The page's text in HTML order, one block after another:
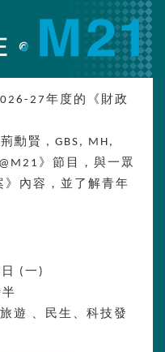
27年度的《財政
勳賢 , GBS, MH,
》節目，與一眾
》內容，並了解青年
(一)
遊 、民生、科技發